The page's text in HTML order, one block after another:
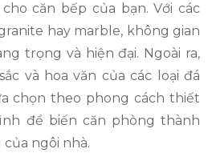
căn bếp của bạn. Với các
hay marble, không gian
trọng và hiện đại. Ngoài ra,
và hoa văn của các loại đá
chọn theo phong cách thiết
để biến căn phòng thành
ngôi nhà.